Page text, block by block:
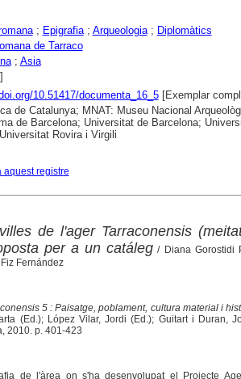
; Epigrafia; Arqueologia; Diplomàtics
de Tarraco
; Asia
10.51417/documenta_16_5[Exemplar
de Catalunya; MNAT: Museu Nacional
de Barcelona; Universitat de Barcelona;
Rovira i Virgili
aquest registre
de l'ager Tarraconensis
per a un catáleg / Diana Gorostidi
Fernández
5 : Paisatge, poblament, cultura material i
(Ed.); López Vilar, Jordi (Ed.); Guitart i Duran,
2010. p. 401-423
de l'àrea on s'ha desenvolupat el Projecte